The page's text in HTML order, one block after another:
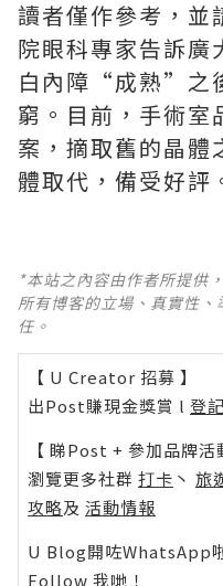
讀者僅作參考，並
院眼科專家告訴廣
白內障“成熟”之
窮。目前，手術室
案，摘取舊的晶體
體取代，備受好評
*本站之內容由作者所提供
所有博客的立場、真實性
任。
【 U Creator 招募 】
出Post賺現金獎賞 l 登
【 睇Post + 參加品牌活
瀏覽更多社群 打卡 丶 旅
攻略及 活動情報
U Blog開咗WhatsApp
Follow 我哋 ！